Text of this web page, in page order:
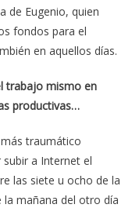
de Eugenio, quien
fondos para el
en aquellos días.
trabajo mismo en
productivas…
traumático
a Internet el
las siete u ocho de la
la mañana del otro día